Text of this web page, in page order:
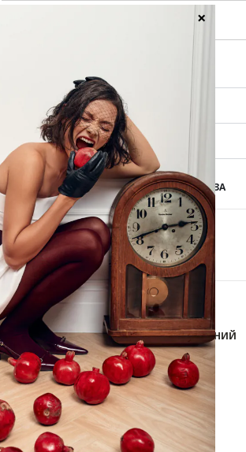
Оформление заказа
Возврат и обмен
ДОСТУПНОСТЬ: ДОСТУПНО ДЛЯ ПРЕДЗАКАЗА
В КОРЗИНУ
A.Burdyugova
ДОБАВИТЬ В СПИСОК ЖЕЛАНИЙ
×